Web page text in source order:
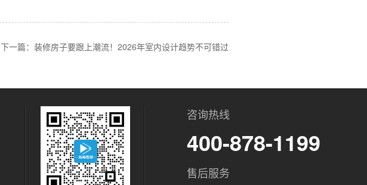
下一篇：装修房子要跟上潮流！2026年室内设计趋势不可错过
咨询热线
400-878-1199
售后服务